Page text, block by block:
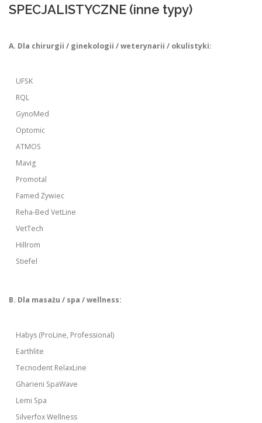
SPECJALISTYCZNE (inne typy)
A. Dla chirurgii / ginekologii / weterynarii / okulistyki:
UFSK
RQL
GynoMed
Optomic
ATMOS
Mavig
Promotal
Famed Żywiec
Reha-Bed VetLine
VetTech
Hillrom
Stiefel
B. Dla masażu / spa / wellness:
Habys (ProLine, Professional)
Earthlite
Tecnodent RelaxLine
Gharieni SpaWave
Lemi Spa
Silverfox Wellness